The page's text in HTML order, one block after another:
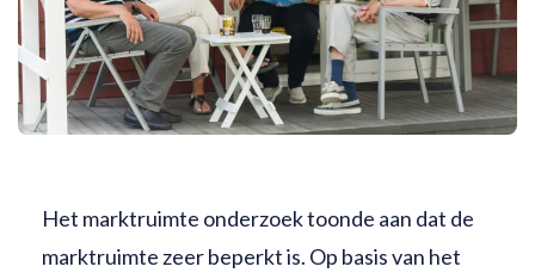
Het marktruimte onderzoek toonde aan dat de
marktruimte zeer beperkt is. Op basis van het